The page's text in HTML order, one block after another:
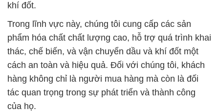
khí đốt.
Trong lĩnh vực này, chúng tôi cung cấp các sản
phẩm hóa chất chất lượng cao, hỗ trợ quá trình khai
thác, chế biến, và vận chuyển dầu và khí đốt một
cách an toàn và hiệu quả. Đối với chúng tôi, khách
hàng không chỉ là người mua hàng mà còn là đối
tác quan trọng trong sự phát triển và thành công
của họ.